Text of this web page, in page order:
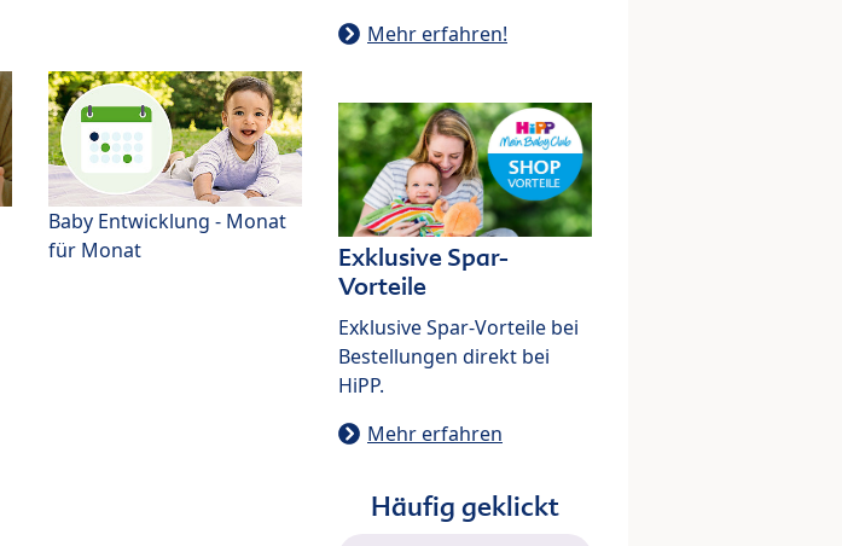
Baby Entwicklung - Monat
für Monat
Mehr erfahren!
Exklusive Spar-
Vorteile
Exklusive Spar-Vorteile bei
Bestellungen direkt bei
HiPP.
Mehr erfahren
Häufig geklickt